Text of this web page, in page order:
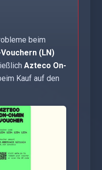
beim
(LN)
Azteco On-
Kauf auf den